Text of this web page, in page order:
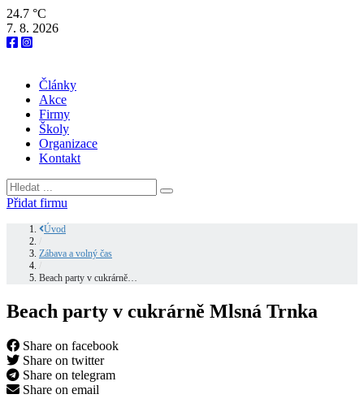
24.7 °C
7. 8. 2026
Články
Akce
Firmy
Školy
Organizace
Kontakt
Přidat firmu
Úvod
Zábava a volný čas
Beach party v cukrárně…
Beach party v cukrárně Mlsná Trnka
Share on facebook
Share on twitter
Share on telegram
Share on email